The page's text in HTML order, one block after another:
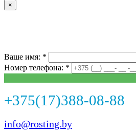
×
Ваше имя: *
Номер телефона: *
+375(17)388-08-88
info@rosting.by